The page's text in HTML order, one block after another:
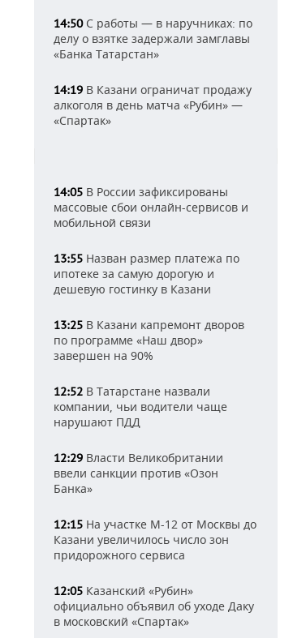
14:50С работы — в наручниках: по
делу о взятке задержали замглавы
«Банка Татарстан»
14:19 В Казани ограничат продажу
алкоголя в день матча «Рубин» —
«Спартак»
14:05 В России зафиксированы
массовые сбои онлайн-сервисов и
мобильной связи
13:55 Назван размер платежа по
ипотеке за самую дорогую и
дешевую гостинку в Казани
13:25 В Казани капремонт дворов
по программе «Наш двор»
завершен на 90%
12:52 В Татарстане назвали
компании, чьи водители чаще
нарушают ПДД
12:29 Власти Великобритании
ввели санкции против «Озон
Банка»
12:15 На участке М-12 от Москвы до
Казани увеличилось число зон
придорожного сервиса
12:05 Казанский «Рубин»
официально объявил об уходе Даку
в московский «Спартак»